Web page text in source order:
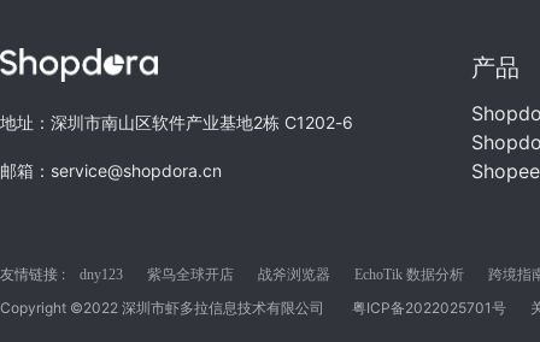
地址：深圳市南山区软件产业基地2栋 C1202-6
邮箱：service@shopdora.cn
产品
友情链接 : dny123 紫鸟全球开店 战斧浏览器 EchoTik 数据分析 跨境指
Copyright ©2022 深圳市虾多拉信息技术有限公司 粤ICP备2022025701号